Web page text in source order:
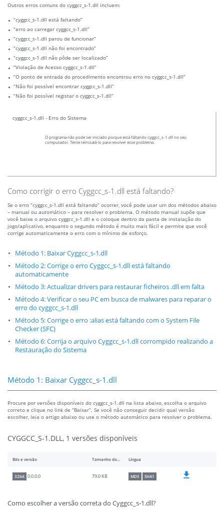
Outros erros comuns do cyggcc_s-1.dll incluem:
“cyggcc_s-1.dll está faltando”
“erro ao carregar cyggcc_s-1.dll”
“cyggcc_s-1.dll parou de funcionar”
“cyggcc_s-1.dll não foi encontrado”
“cyggcc_s-1.dll não pôde ser localizado”
“Violação de Acesso cyggcc_s-1.dll”
“O ponto de entrada do procedimento encontrou erro no cyggcc_s-1.dll”
“Não foi possível encontrar cyggcc_s-1.dll”
“Não foi possível registar o cyggcc_s-1.dll”
cyggcc_s-1.dll - Erro do Sistema
O programa não pode ser iniciado porque está faltando cyggcc_s-1.dll no seu
computador. Tente reinstalá-lo para resolver esse problema.
Como corrigir o erro Cyggcc_s-1.dll está faltando?
Se o erro “cyggcc_s-1.dll está faltando” ocorrer, você pode usar um dos métodos abaixo
– manual ou automático – para resolver o problema. O método manual supõe que
você baixe o arquivo cyggcc_s-1.dll e o coloque dentro da pasta de instalação do
jogo/aplicativo, enquanto o segundo método é muito mais fácil e permite que você
corrige automaticamente o erro com o mínimo de esforço.
Método 1: Baixar Cyggcc_s-1.dll
Método 2: Corrige o erro Cyggcc_s-1.dll está faltando
automaticamente
Método 3: Actualizar drivers para restaurar ficheiros .dll em falta
Método 4: Verificar o seu PC em busca de malwares para reparar o
erro do cyggcc_s-1.dll
Método 5: Corrige o erro :alias está faltando com o System File
Checker (SFC)
Método 6: Corrija o arquivo Cyggcc_s-1.dll corrompido realizando a
Restauração do Sistema
Método 1: Baixar Cyggcc_s-1.dll
Procure por versões disponíveis do cyggcc_s-1.dll na lista abaixo, escolha o arquivo
correto e clique no link de “Baixar”. Se você não conseguir decidir qual versão
escolher, leia o artigo abaixo ou use o método automático para resolver o problema.
CYGGCC_S-1.DLL, 1 versões disponíveis
Bits e versão Tamanho do arquivo Língua
32bit 0.0.0.0 79.0 KB MD5 SHA1
Como escolher a versão correta do Cyggcc_s-1.dll?